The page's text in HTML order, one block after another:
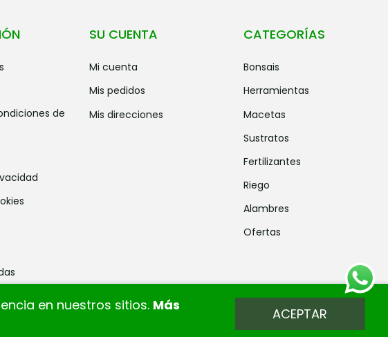
SU CUENTA
mi cuenta
mis pedidos
mis direcciones
CATEGORÍAS
bonsais
herramientas
macetas
sustratos
fertilizantes
riego
alambres
ofertas
en nuestros sitios. Más
ACEPTAR